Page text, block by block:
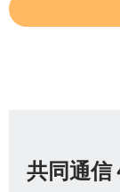
共同通信